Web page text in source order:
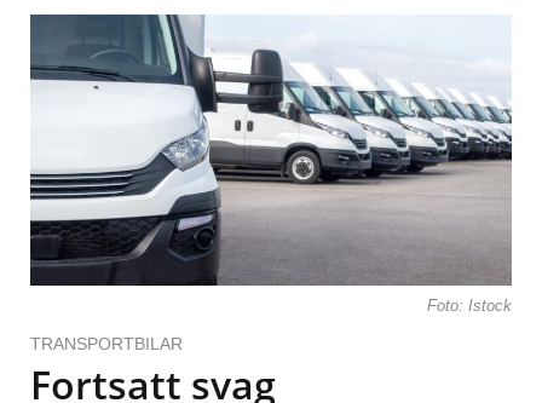
Foto: Istock
TRANSPORTBILAR
Fortsatt svag